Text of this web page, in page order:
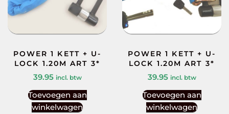
POWER 1 KETT + U-
LOCK 1.20M ART 3*
39.95 incl. btw
Toevoegen aan
winkelwagen
POWER 1 KETT + U-
LOCK 1.20M ART 3*
39.95 incl. btw
Toevoegen aan
winkelwagen